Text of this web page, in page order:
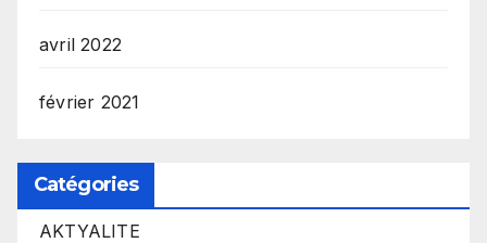
avril 2022
février 2021
Catégories
AKTYALITE